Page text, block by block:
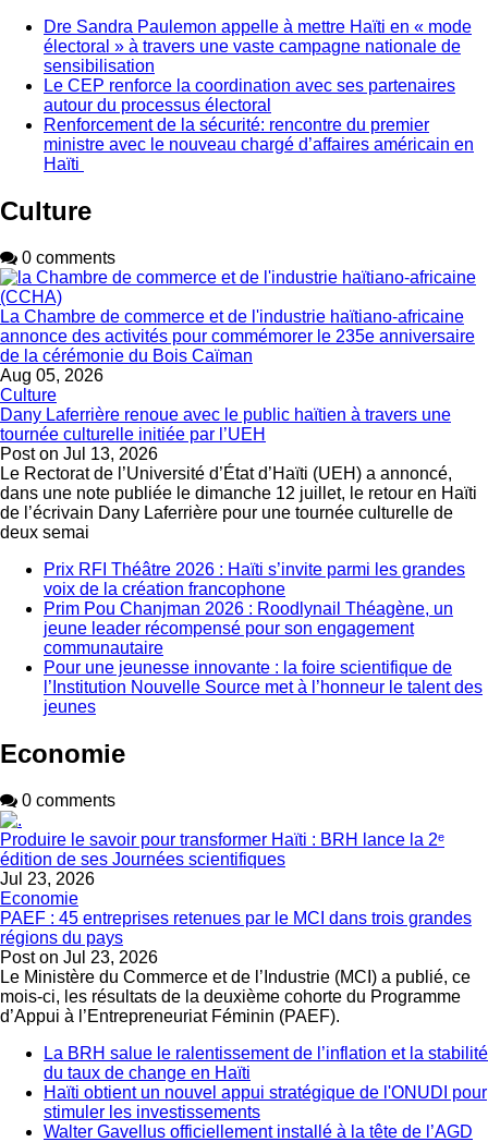
Dre Sandra Paulemon appelle à mettre Haïti en « mode
électoral » à travers une vaste campagne nationale de
sensibilisation
Le CEP renforce la coordination avec ses partenaires
autour du processus électoral
Renforcement de la sécurité: rencontre du premier
ministre avec le nouveau chargé d’affaires américain en
Haïti
Culture
0 comments
La Chambre de commerce et de l'industrie haïtiano-africaine
annonce des activités pour commémorer le 235e anniversaire
de la cérémonie du Bois Caïman
Aug 05, 2026
Culture
Dany Laferrière renoue avec le public haïtien à travers une
tournée culturelle initiée par l’UEH
Post on Jul 13, 2026
Le Rectorat de l’Université d’État d’Haïti (UEH) a annoncé,
dans une note publiée le dimanche 12 juillet, le retour en Haïti
de l’écrivain Dany Laferrière pour une tournée culturelle de
deux semai
Prix RFI Théâtre 2026 : Haïti s’invite parmi les grandes
voix de la création francophone
Prim Pou Chanjman 2026 : Roodlynail Théagène, un
jeune leader récompensé pour son engagement
communautaire
Pour une jeunesse innovante : la foire scientifique de
l’Institution Nouvelle Source met à l’honneur le talent des
jeunes
Economie
0 comments
Produire le savoir pour transformer Haïti : BRH lance la 2ᵉ
édition de ses Journées scientifiques
Jul 23, 2026
Economie
PAEF : 45 entreprises retenues par le MCI dans trois grandes
régions du pays
Post on Jul 23, 2026
Le Ministère du Commerce et de l’Industrie (MCI) a publié, ce
mois-ci, les résultats de la deuxième cohorte du Programme
d’Appui à l’Entrepreneuriat Féminin (PAEF).
La BRH salue le ralentissement de l’inflation et la stabilité
du taux de change en Haïti
Haïti obtient un nouvel appui stratégique de l'ONUDI pour
stimuler les investissements
Walter Gavellus officiellement installé à la tête de l’AGD